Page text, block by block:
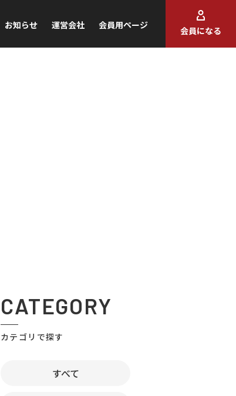
お知らせ 運営会社 会員用ページ
会員になる
CATEGORY
カテゴリで探す
すべて